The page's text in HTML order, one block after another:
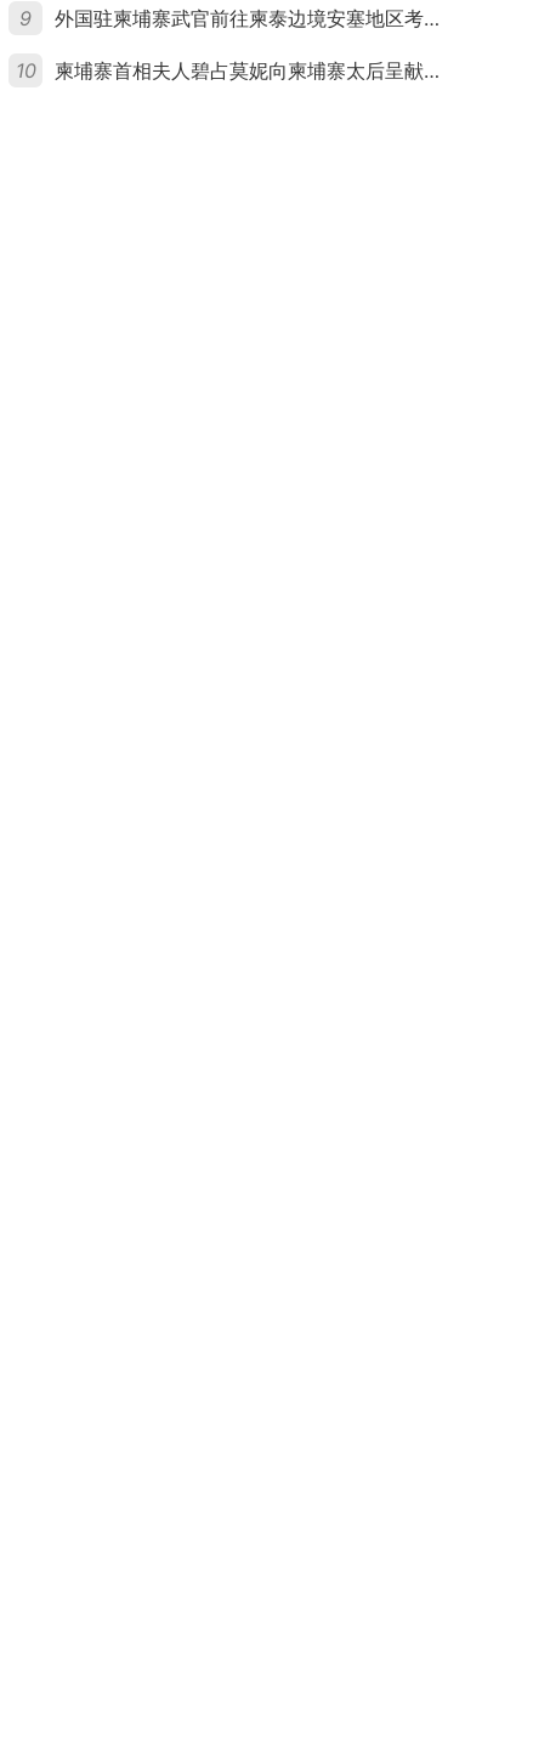
9 外国驻柬埔寨武官前往柬泰边境安塞地区考察 柬方介绍“危险握手”事件及边境情况
10 柬埔寨首相夫人碧占莫妮向柬埔寨太后呈献世界女童军“卓越领袖奖”